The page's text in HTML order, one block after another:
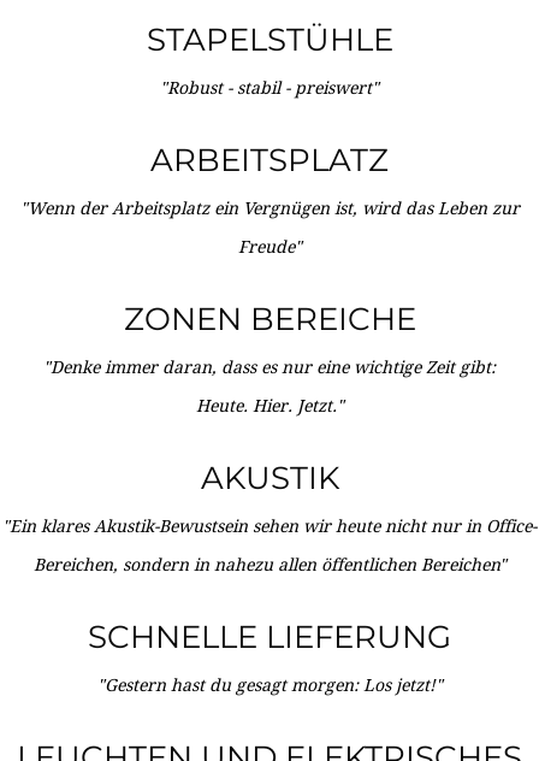
STAPELSTÜHLE
"Robust - stabil - preiswert"
ARBEITSPLATZ
"Wenn der Arbeitsplatz ein Vergnügen ist, wird das Leben zur
Freude"
ZONEN BEREICHE
"Denke immer daran, dass es nur eine wichtige Zeit gibt:
Heute. Hier. Jetzt."
AKUSTIK
"Ein klares Akustik-Bewustsein sehen wir heute nicht nur in Office-
Bereichen, sondern in nahezu allen öffentlichen Bereichen"
SCHNELLE LIEFERUNG
"Gestern hast du gesagt morgen: Los jetzt!"